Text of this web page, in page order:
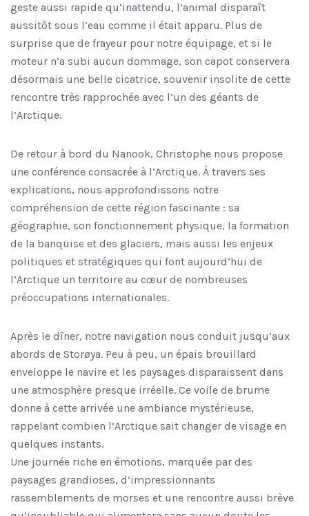
geste aussi rapide qu’inattendu, l’animal disparaît
aussitôt sous l’eau comme il était apparu. Plus de
surprise que de frayeur pour notre équipage, et si le
moteur n’a subi aucun dommage, son capot conservera
désormais une belle cicatrice, souvenir insolite de cette
rencontre très rapprochée avec l’un des géants de
l’Arctique.
De retour à bord du Nanook, Christophe nous propose
une conférence consacrée à l’Arctique. À travers ses
explications, nous approfondissons notre
compréhension de cette région fascinante : sa
géographie, son fonctionnement physique, la formation
de la banquise et des glaciers, mais aussi les enjeux
politiques et stratégiques qui font aujourd’hui de
l’Arctique un territoire au cœur de nombreuses
préoccupations internationales.
Après le dîner, notre navigation nous conduit jusqu’aux
abords de Storøya. Peu à peu, un épais brouillard
enveloppe le navire et les paysages disparaissent dans
une atmosphère presque irréelle. Ce voile de brume
donne à cette arrivée une ambiance mystérieuse,
rappelant combien l’Arctique sait changer de visage en
quelques instants.
Une journée riche en émotions, marquée par des
paysages grandioses, d’impressionnants
rassemblements de morses et une rencontre aussi brève